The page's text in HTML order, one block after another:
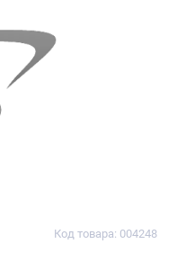
Код товара: 004248